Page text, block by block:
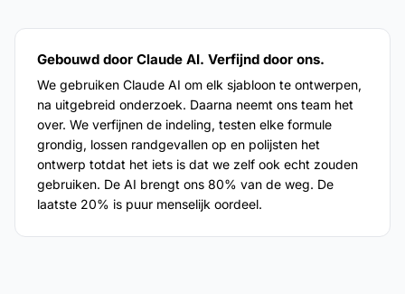
Gebouwd door Claude AI. Verfijnd door ons.
We gebruiken Claude AI om elk sjabloon te ontwerpen,
na uitgebreid onderzoek. Daarna neemt ons team het
over. We verfijnen de indeling, testen elke formule
grondig, lossen randgevallen op en polijsten het
ontwerp totdat het iets is dat we zelf ook echt zouden
gebruiken. De AI brengt ons 80% van de weg. De
laatste 20% is puur menselijk oordeel.